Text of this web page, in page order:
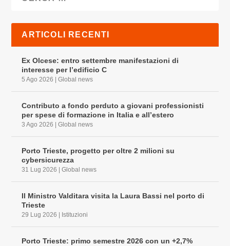
ARTICOLI RECENTI
Ex Olcese: entro settembre manifestazioni di
interesse per l’edificio C
5 Ago 2026 |Global news
Contributo a fondo perduto a giovani professionisti
per spese di formazione in Italia e all’estero
3 Ago 2026 |Global news
Porto Trieste, progetto per oltre 2 milioni su
cybersicurezza
31 Lug 2026 |Global news
Il Ministro Valditara visita la Laura Bassi nel porto di
Trieste
29 Lug 2026 | Istituzioni
Porto Trieste: primo semestre 2026 con un +2,7%